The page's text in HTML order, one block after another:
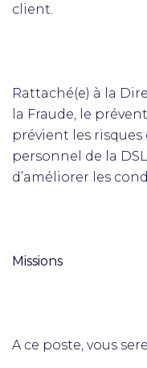
client.
Rattaché(e) à la
la Fraude, le
prévient les risques
personnel de la
d’améliorer les
Missions
A ce poste, vous